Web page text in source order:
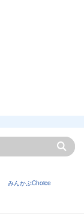
みんかぶChoice